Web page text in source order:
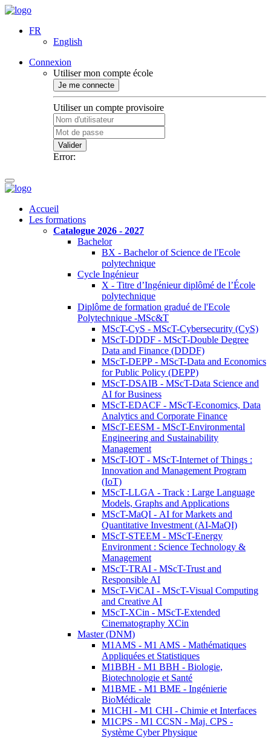
FR
English
Connexion
Utiliser mon compte école
Je me connecte
Utiliser un compte provisoire
Valider
Error:
Accueil
Les formations
Catalogue 2026 - 2027
Bachelor
BX - Bachelor of Science de l'Ecole
polytechnique
Cycle Ingénieur
X - Titre d’Ingénieur diplômé de l’École
polytechnique
Diplôme de formation gradué de l'Ecole
Polytechnique -MSc&T
MScT-CyS - MScT-Cybersecurity (CyS)
MScT-DDDF - MScT-Double Degree
Data and Finance (DDDF)
MScT-DEPP - MScT-Data and Economics
for Public Policy (DEPP)
MScT-DSAIB - MScT-Data Science and
AI for Business
MScT-EDACF - MScT-Economics, Data
Analytics and Corporate Finance
MScT-EESM - MScT-Environmental
Engineering and Sustainability
Management
MScT-IOT - MScT-Internet of Things :
Innovation and Management Program
(IoT)
MScT-LLGA - Track : Large Language
Models, Graphs and Applications
MScT-MaQI - AI for Markets and
Quantitative Investment (AI-MaQI)
MScT-STEEM - MScT-Energy
Environment : Science Technology &
Management
MScT-TRAI - MScT-Trust and
Responsible AI
MScT-ViCAI - MScT-Visual Computing
and Creative AI
MScT-XCin - MScT-Extended
Cinematography XCin
Master (DNM)
M1AMS - M1 AMS - Mathématiques
Appliquées et Statistiques
M1BBH - M1 BBH - Biologie,
Biotechnologie et Santé
M1BME - M1 BME - Ingénierie
BioMédicale
M1CHI - M1 CHI - Chimie et Interfaces
M1CPS - M1 CCSN - Maj. CPS -
Système Cyber Physique